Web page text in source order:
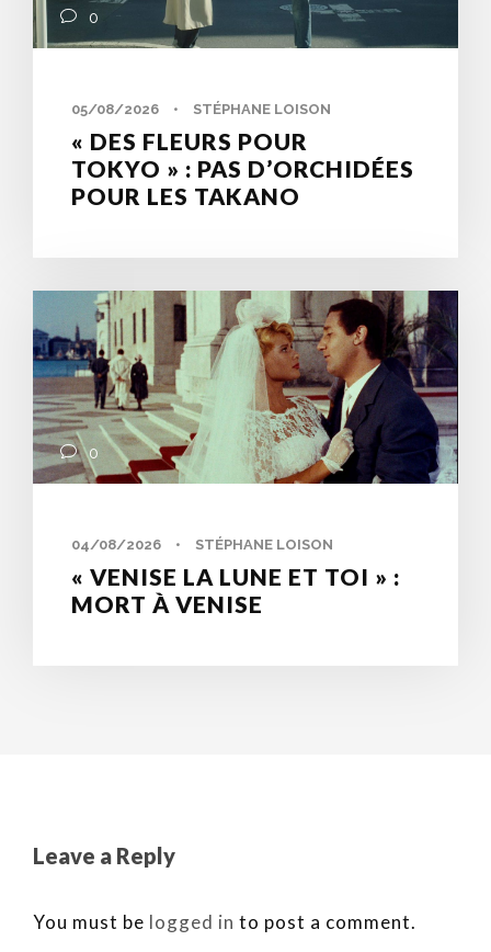
0
05/08/2026 • STÉPHANE LOISON
« DES FLEURS POUR
TOKYO » : PAS D’ORCHIDÉES
POUR LES TAKANO
0
04/08/2026 • STÉPHANE LOISON
« VENISE LA LUNE ET TOI » :
MORT À VENISE
Leave a Reply
You must be logged in to post a comment.